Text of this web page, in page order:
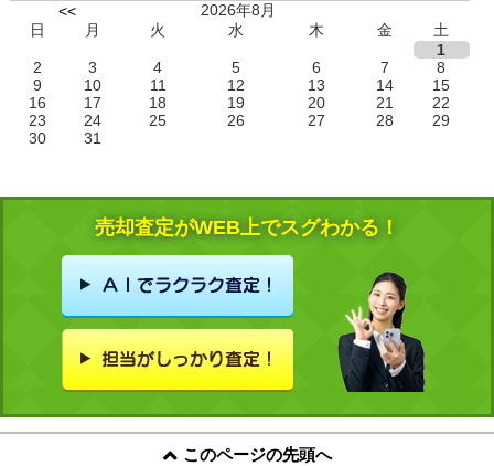
<<
2026年8月
日
月 火 水 木 金
土
1
2
3 4 5 6 7
8
9
10 11 12 13 14
15
16
17 18 19 20 21
22
23
24 25 26 27 28
29
30
31
売却査定がWEB上でスグわかる！
このページの先頭へ